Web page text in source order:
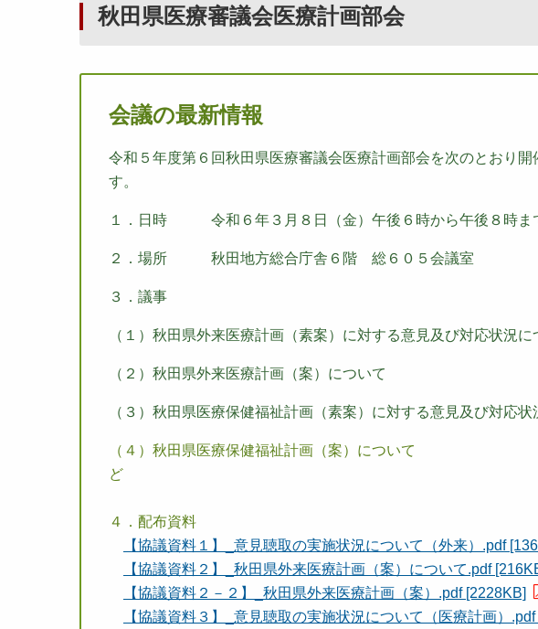
秋田県医療審議会医療計画部会
会議の最新情報
令和５年度第６回秋田県医療審議会医療計画部会を次のとおり
す。
１．日時 令和６年３月８日（金）午後６時から午後８時ま
２．場所 秋田地方総合庁舎６階 総６０５会議室
３．議事
（１）秋田県外来医療計画（素案）に対する意見及び対応状況に
（２）秋田県外来医療計画（案）について
（３）秋田県医療保健福祉計画（素案）に対する意見及び対応状
（４）秋田県医療保健福祉計画（案）
ど
４．配布資料
【協議資料１】_意見聴取の実施状況について（外来）.pdf
【協議資料２】_秋田県外来医療計画（案）について.pdf
【協議資料２－２】_秋田県外来医療計画（案）.pdf [2228KB]
【協議資料３】_意見聴取の実施状況について（医療計画）.pdf